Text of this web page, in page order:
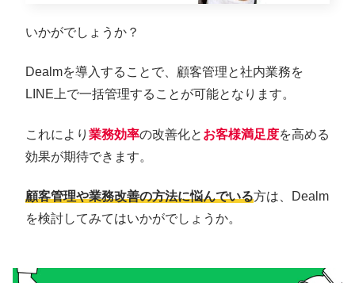
いかがでしょうか？
Dealmを導入することで、顧客管理と社内業務を
LINE上で一括管理することが可能となります。
これにより 業務効率の改善化と お客様満足度を高める
効果が期待できます。
顧客管理や業務改善の方法に悩んでいる方は、Dealm
を検討してみてはいかがでしょうか。